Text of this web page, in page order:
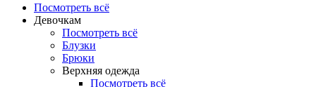
Посмотреть всё
Девочкам
Посмотреть всё
Блузки
Брюки
Верхняя одежда
Посмотреть всё